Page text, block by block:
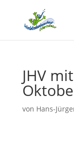
JHV
von Hans-